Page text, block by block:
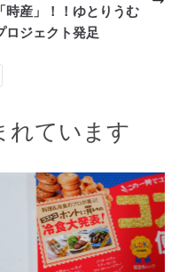
「時産」！！ゆとりうむ
ロジェクト発足
れています